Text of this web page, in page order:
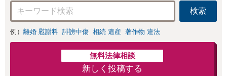
検索
例） 離婚 慰謝料 誹謗中傷 相続 遺産 著作物 違法
無料法律相談
新しく投稿する